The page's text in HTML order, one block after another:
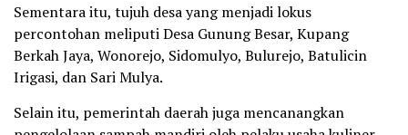
Sementara itu, tujuh desa yang menjadi lokus
percontohan meliputi Desa Gunung Besar, Kupang
Berkah Jaya, Wonorejo, Sidomulyo, Bulurejo, Batulicin
Irigasi, dan Sari Mulya.
Selain itu, pemerintah daerah juga mencanangkan